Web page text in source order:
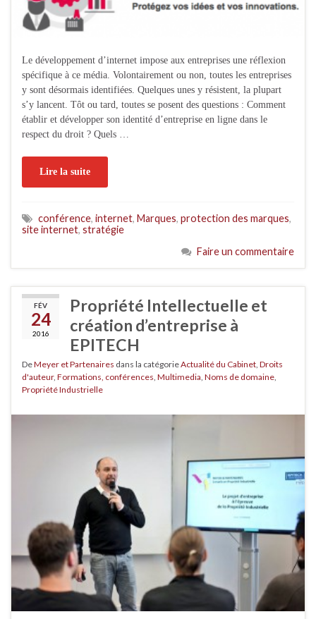
Le développement d’internet impose aux entreprises une réflexion
spécifique à ce média. Volontairement ou non, toutes les entreprises
y sont désormais identifiées. Quelques unes y résistent, la plupart
s’y lancent. Tôt ou tard, toutes se posent des questions : Comment
établir et développer son identité d’entreprise en ligne dans le
respect du droit ? Quels …
Lire la suite
conférence, internet, Marques, protection des marques,
site internet, stratégie
Faire un commentaire
FÉV
24
2016
Propriété Intellectuelle et
création d’entreprise à
EPITECH
DeMeyer et Partenaires dans la catégorieActualité du Cabinet, Droits
d'auteur, Formations, conférences, Multimedia, Noms de domaine,
Propriété Industrielle